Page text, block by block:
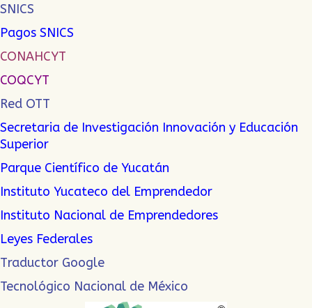
SNICS
Pagos SNICS
CONAHCYT
COQCYT
Red OTT
Secretaria de Investigación Innovación y Educación
Superior
Parque Científico de Yucatán
Instituto Yucateco del Emprendedor
Instituto Nacional de Emprendedores
Leyes Federales
Traductor Google
Tecnológico Nacional de México